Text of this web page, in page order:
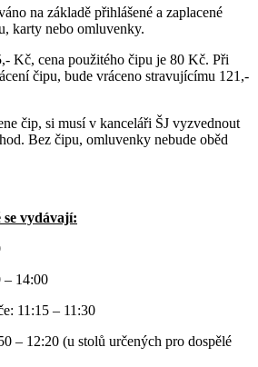
na základě přihlášené a zaplacené
karty nebo omluvenky.
Kč, cena použitého čipu je 80 Kč. Při
čipu, bude vráceno stravujícímu 121,-
čip, si musí v kanceláři ŠJ vyzvednout
Bez čipu, omluvenky nebude oběd
se vydávají:
– 14:00
11:15 – 11:30
– 12:20 (u stolů určených pro dospělé